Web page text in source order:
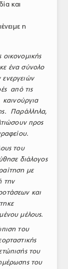
και
η
ένα σύνολο
από τις
Παράλληλα,
προς
του
διάλογος
με
την
και
μέλους.
του
του
του